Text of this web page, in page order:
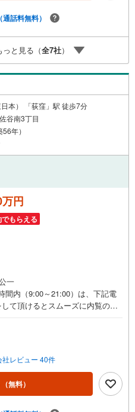
問い合わせください。※必ずYah
♪お電話でのお問い合わせも常
気軽にお問い合わせください。
（通話料無料）
と見る（全7社）
本） 「荻窪」駅 徒歩7分
谷南3丁目
年）
円
もらえる
一
間内（9:00～21:00）は、下記電
て頂けるとスムーズに内覧のご
対象店舗】当店で物件を成約す
がもらえる「Yahoo！ 不動産
の対象になります。「資料をも
ボタンからお問い合わせくださ
IDでログインしてください。※P
金と譲渡はできません。ご案
社レビュー 40件
（無料）